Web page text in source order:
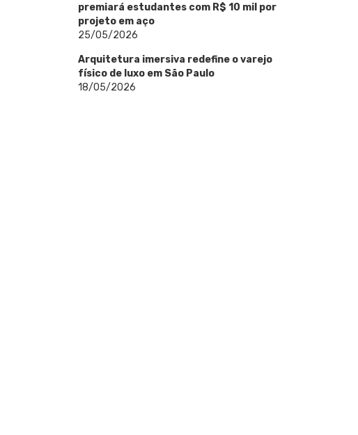
premiará estudantes com R$ 10 mil por
projeto em aço
25/05/2026
Arquitetura imersiva redefine o varejo
físico de luxo em São Paulo
18/05/2026